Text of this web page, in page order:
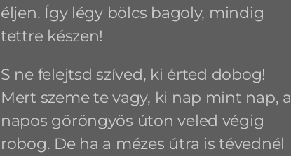
éljen. Így légy bölcs bagoly, mindig
tettre készen!
S ne felejtsd szíved, ki érted dobog!
Mert szeme te vagy, ki nap mint nap, a
napos göröngyös úton veled végig
robog. De ha a mézes útra is tévednél